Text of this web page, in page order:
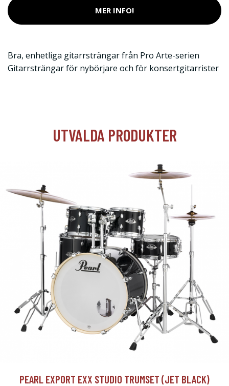
MER INFO!
Bra, enhetliga gitarrsträngar från Pro Arte-serien
Gitarrsträngar för nybörjare och för konsertgitarrister
UTVALDA PRODUKTER
PEARL EXPORT EXX STUDIO TRUMSET (JET BLACK)